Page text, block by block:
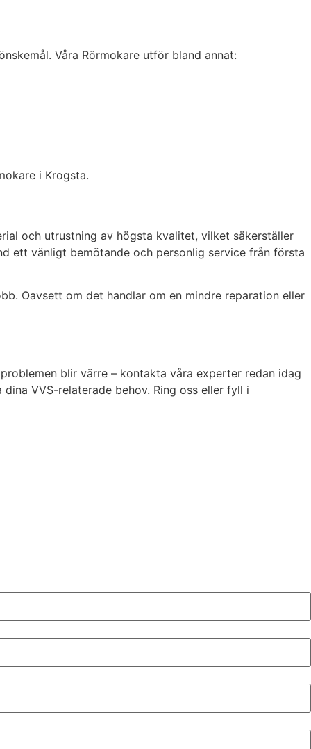
Våra Rörmokare utför bland annat:
i Krogsta.
och utrustning av högsta kvalitet, vilket säkerställer
ett vänligt bemötande och personlig service från första
Oavsett om det handlar om en mindre reparation eller
blir värre – kontakta våra experter redan idag
VVS-relaterade behov. Ring oss eller fyll i